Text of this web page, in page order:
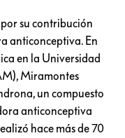
su contribución
anticonceptiva. En
en la Universidad
Miramontes
un compuesto
anticonceptiva
hace más de 70